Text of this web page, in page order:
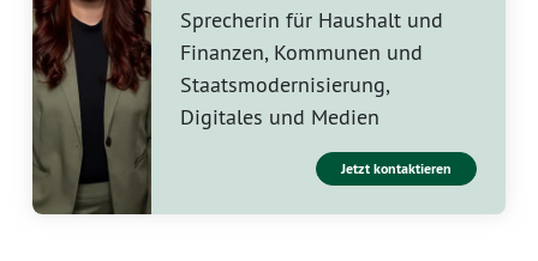
Sprecherin für Haushalt und
Finanzen, Kommunen und
Staatsmodernisierung,
Digitales und Medien
Jetzt kontaktieren